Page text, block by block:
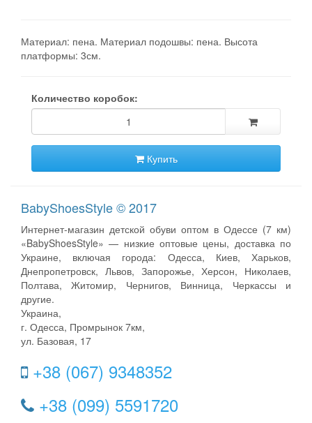
Материал: пена. Материал подошвы: пена. Высота
платформы: 3см.
Количество коробок:
Купить
BabyShoesStyle © 2017
Интернет-магазин детской обуви оптом в Одессе (7 км)
«BabyShoesStyle» — низкие оптовые цены, доставка по
Украине, включая города: Одесса, Киев, Харьков,
Днепропетровск, Львов, Запорожье, Херсон, Николаев,
Полтава, Житомир, Чернигов, Винница, Черкассы и
другие.
Украина,
г. Одесса, Промрынок 7км,
ул. Базовая, 17
+38 (067) 9348352
+38 (099) 5591720